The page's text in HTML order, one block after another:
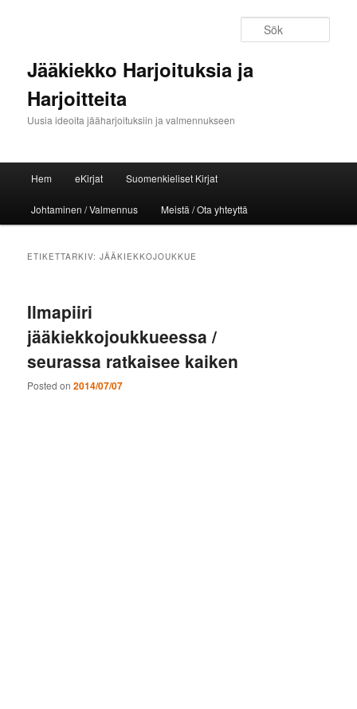
Jääkiekko Harjoituksia ja
Harjoitteita
Uusia ideoita jääharjoituksiin ja valmennukseen
Hoppa till huvudinnehåll
Hoppa till sekundärt innehåll
Hem eKirjat Suomenkieliset Kirjat
Johtaminen / Valmennus Meistä / Ota yhteyttä
ETIKETTARKIV:JÄÄKIEKKOJOUKKUE
Ilmapiiri
jääkiekkojoukkueessa /
seurassa ratkaisee kaiken
Posted on2014/07/07